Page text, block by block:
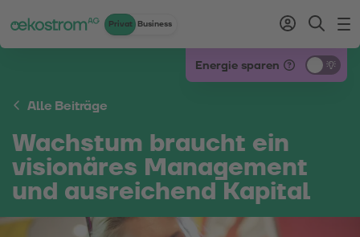
Privat Business
Alle Beiträge
Wachstum braucht ein
visionäres Management
und ausreichend Kapital
18.05.2020 • vonKatharina Pirker
Energie sparen